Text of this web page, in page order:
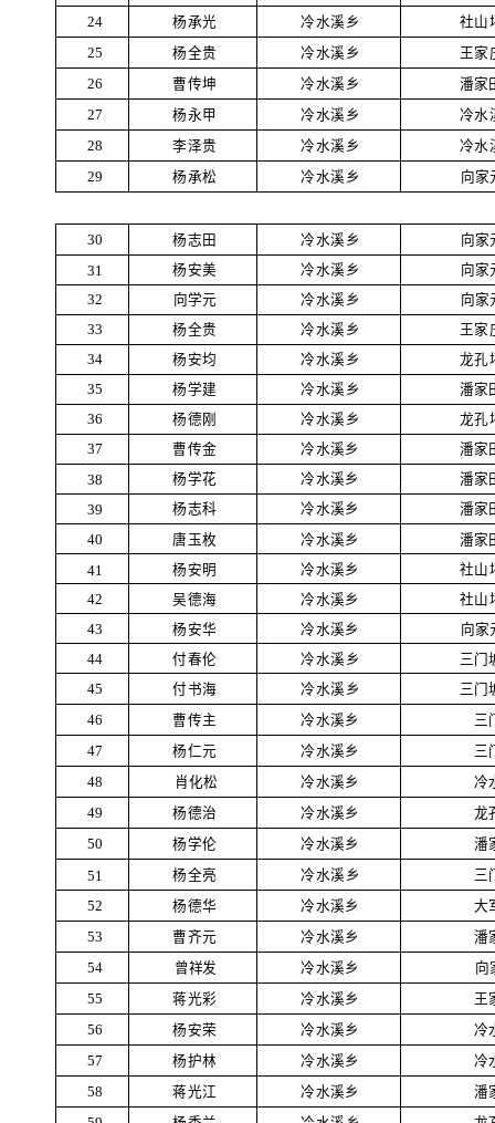
24 杨承光 冷水溪乡 社山
25 杨全贵 冷水溪乡 王家
26 曹传坤 冷水溪乡 潘家
27 杨永甲 冷水溪乡 冷水
28 李泽贵 冷水溪乡 冷水
29 杨承松 冷水溪乡 向家
30 杨志田 冷水溪乡 向家
31 杨安美 冷水溪乡
向家
32
向学元 冷水溪乡
向家
33
杨全贵 冷水溪乡
王家
34
杨安均 冷水溪乡
龙孔
35
杨学建 冷水溪乡
潘家
36
杨德刚 冷水溪乡
龙孔
37
曹传金 冷水溪乡
潘家
38
杨学花 冷水溪乡
潘家
39
杨志科 冷水溪乡
潘家
40
唐玉枚 冷水溪乡 潘家
41 杨安明 冷水溪乡
社山
42
吴德海 冷水溪乡
社山
43
杨安华 冷水溪乡
向家
44
付春伦 冷水溪乡
三门
45
付书海 冷水溪乡 三门
46 曹传主 冷水溪乡 三
47 杨仁元 冷水溪乡 三
48 肖化松 冷水溪乡 冷
49 杨德治 冷水溪乡 龙
50 杨学伦 冷水溪乡 潘
51 杨全亮 冷水溪乡 三
52 杨德华 冷水溪乡 大
53 曹齐元 冷水溪乡 潘
54 曾祥发 冷水溪乡 向
55 蒋光彩 冷水溪乡 王
56 杨安荣 冷水溪乡 冷
57 杨护林 冷水溪乡 冷
58 蒋光江 冷水溪乡 潘